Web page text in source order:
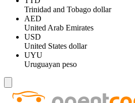
Trinidad and Tobago dollar
AED
United Arab Emirates
USD
United States dollar
UYU
Uruguayan peso